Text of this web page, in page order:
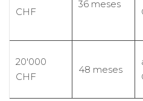
CHF
36 meses
20'000
CHF
48 meses